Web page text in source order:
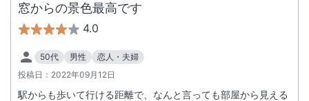
窓からの景色最高です
4.0
50代 男性
恋人・夫婦
投稿日： 2022年09月12日
駅からも歩いて行ける距離で、なんと言っても部屋から見える